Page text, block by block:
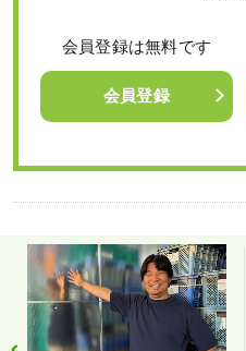
会員登録は無料です
会員登録